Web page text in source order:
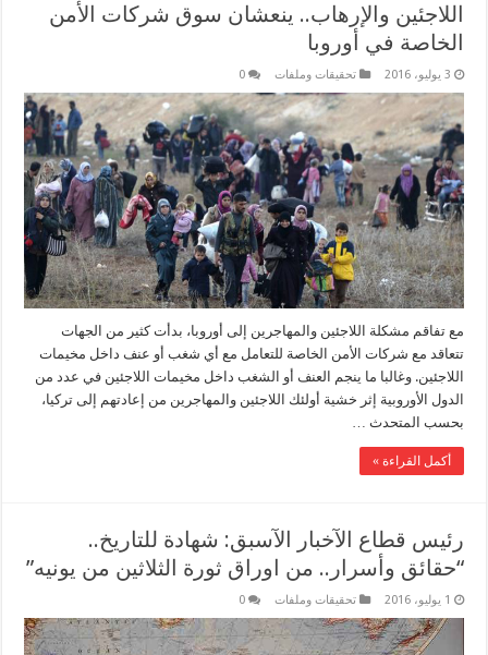
اللاجئين والإرهاب.. ينعشان سوق شركات الأمن
الخاصة في أوروبا
3 يوليو، 2016 تحقيقات وملفات 0
مع تفاقم مشكلة اللاجئين والمهاجرين إلى أوروبا، بدأت كثير من الجهات
تتعاقد مع شركات الأمن الخاصة للتعامل مع أي شغب أو عنف داخل مخيمات
اللاجئين. وغالبا ما ينجم العنف أو الشغب داخل مخيمات اللاجئين في عدد من
الدول الأوروبية إثر خشية أولئك اللاجئين والمهاجرين من إعادتهم إلى تركيا،
بحسب المتحدث …
أكمل القراءة »
رئيس قطاع الآخبار الآسبق: شهادة للتاريخ..
“حقائق وأسرار.. من اوراق ثورة الثلاثين من يونيه”
1 يوليو، 2016 تحقيقات وملفات 0